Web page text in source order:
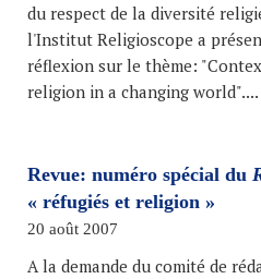
du respect de la diversité
l'Institut Religioscope a
réflexion sur le thème:
religion in a changing world"....
Revue: numéro spécial du
« réfugiés et religion »
20 août 2007
A la demande du comité de